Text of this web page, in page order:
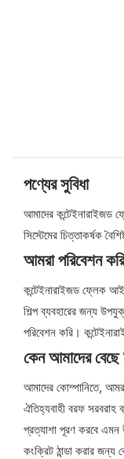
পণ্যের সুবিধা
আমাদের কন্টেইনারাইজড
সিস্টেমের চিত্তাকর্ষক
আমরা পরিবেশন করি
কন্টেইনারাইজড ফ্লেক
শিল্প ব্যবহারের জন্য
পরিবেশন করি।
কেন আমাদের বেছে
আমাদের কোম্পানিতে,
ঐতিহ্যবাহী বরফ সরবরাহ
প্রত্যাশা পূরণ করবে এমন
কংক্রিট ঠান্ডা করার